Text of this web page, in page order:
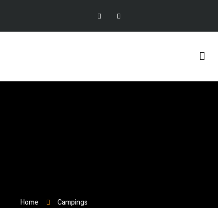
Home Campings